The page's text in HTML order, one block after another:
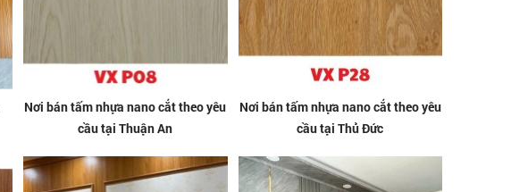
Nơi bán tấm nhựa nano cắt theo yêu
cầu tại Thuận An
Nơi bán tấm nhựa nano cắt theo yêu
cầu tại Thủ Đức